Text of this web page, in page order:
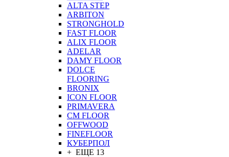
ALTA STEP
ARBITON
STRONGHOLD
FAST FLOOR
ALIX FLOOR
ADELAR
DAMY FLOOR
DOLCE
FLOORING
BRONIX
ICON FLOOR
PRIMAVERA
CM FLOOR
OFFWOOD
FINEFLOOR
КУБЕРПОЛ
+ ЕЩЕ 13